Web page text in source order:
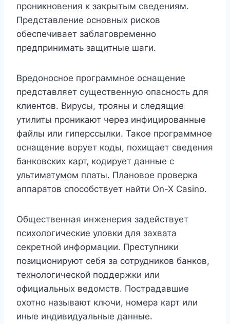
проникновения к закрытым сведениям.
Представление основных рисков
обеспечивает заблаговременно
предпринимать защитные шаги.
Вредоносное программное оснащение
представляет существенную опасность для
клиентов. Вирусы, трояны и следящие
утилиты проникают через инфицированные
файлы или гиперссылки. Такое программное
оснащение ворует коды, похищает сведения
банковских карт, кодирует данные с
ультиматумом платы. Плановое проверка
аппаратов способствует найти On-X Casino.
Общественная инженерия задействует
психологические уловки для захвата
секретной информации. Преступники
позиционируют себя за сотрудников банков,
технологической поддержки или
официальных ведомств. Пострадавшие
охотно называют ключи, номера карт или
иные индивидуальные данные.